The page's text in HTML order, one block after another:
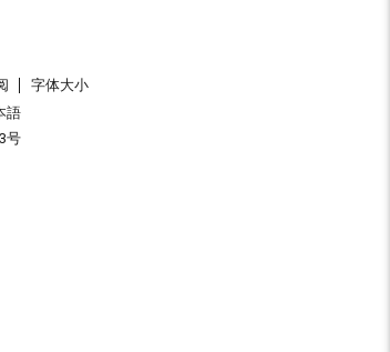
字体大小
語
号